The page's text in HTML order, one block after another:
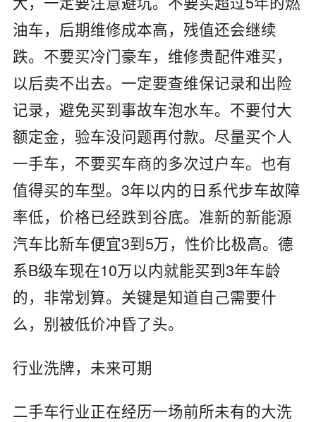
油车，后期维修成本高，残值还会继续
跌。不要买冷门豪车，维修贵配件难买，
以后卖不出去。一定要查维保记录和出险
记录，避免买到事故车泡水车。不要付大
额定金，验车没问题再付款。尽量买个人
一手车，不要买车商的多次过户车。也有
值得买的车型。3年以内的日系代步车故障
率低，价格已经跌到谷底。准新的新能源
汽车比新车便宜3到5万，性价比极高。德
系B级车现在10万以内就能买到3年车龄
的，非常划算。关键是知道自己需要什
么，别被低价冲昏了头。
行业洗牌，未来可期
二手车行业正在经历一场前所未有的大洗